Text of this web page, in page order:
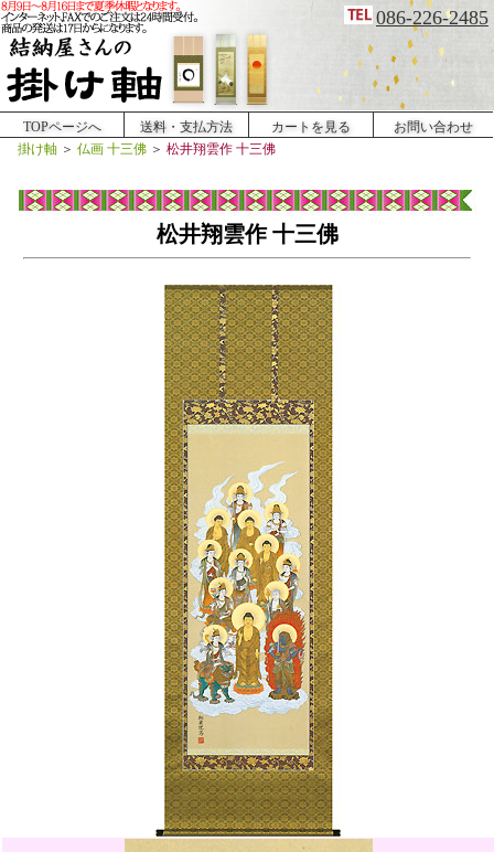
086-226-2485
TOPページへ 送料・支払方法 カートを見る
お問い合わせ
掛け軸 ＞ 仏画 十三佛 ＞ 松井翔雲作 十三佛
松井翔雲作 十三佛